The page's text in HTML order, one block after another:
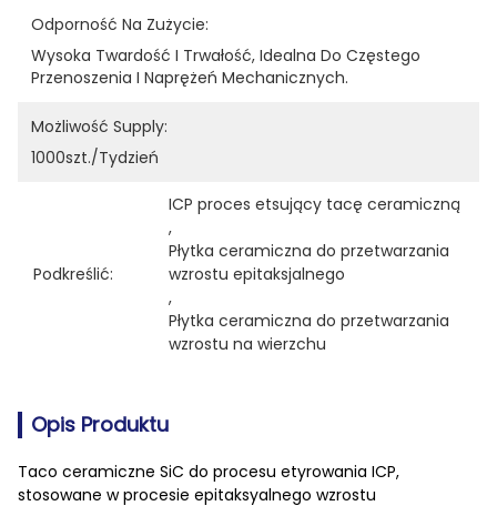
Odporność Na Zużycie:
Wysoka Twardość I Trwałość, Idealna Do Częstego
Przenoszenia I Naprężeń Mechanicznych.
Możliwość Supply:
1000szt./tydzień
Podkreślić:
ICP proces etsujący tacę ceramiczną
,
Płytka ceramiczna do przetwarzania
wzrostu epitaksjalnego
,
Płytka ceramiczna do przetwarzania
wzrostu na wierzchu
Opis Produktu
Taco ceramiczne SiC do procesu etyrowania ICP,
stosowane w procesie epitaksyalnego wzrostu